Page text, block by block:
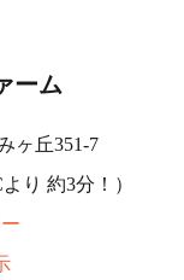
ーム
ヶ丘351-7
り 約3分！）